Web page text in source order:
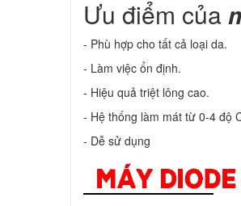
Ưu điểm của
- Phù hợp cho tất cả loại da.
- Làm việc ổn định.
- Hiệu quả triệt lông cao.
- Hệ thống làm mát từ 0-4 độ
- Dễ sử dụng